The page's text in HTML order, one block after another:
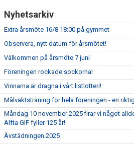
HANDBOLL PLAY
Nyhetsarkiv
Extra årsmöte 16/8 18:00 på gymmet
Observera, nytt datum för årsmötet!
Välkommen på årsmöte 7 juni
Föreningen rockade sockorna!
Vinnarna är dragna i vårt listlotteri!
Målvaktsträning för hela föreningen - en
Måndag 10 november 2025 firar vi något
Alfta GIF fyller 125 år!
Ävstädningen 2025